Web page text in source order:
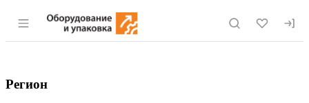
Раздел навигации по сайту eqinfo.ru
Чеченская республика: намерены
Фильтры
Регион